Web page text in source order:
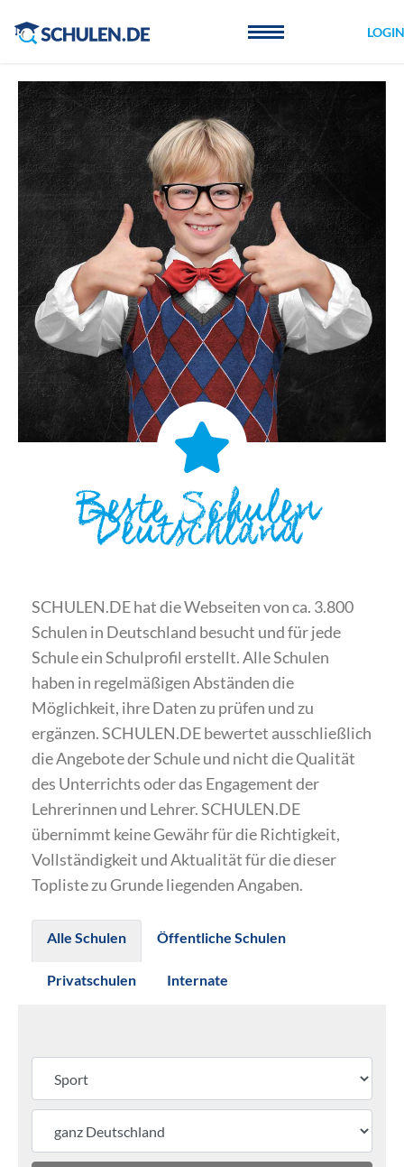
LOGIN
Beste Schulen
Deutschland
SCHULEN.DE hat die Webseiten von ca. 3.800
Schulen in Deutschland besucht und für jede
Schule ein Schulprofil erstellt. Alle Schulen
haben in regelmäßigen Abständen die
Möglichkeit, ihre Daten zu prüfen und zu
ergänzen. SCHULEN.DE bewertet ausschließlich
die Angebote der Schule und nicht die Qualität
des Unterrichts oder das Engagement der
Lehrerinnen und Lehrer. SCHULEN.DE
übernimmt keine Gewähr für die Richtigkeit,
Vollständigkeit und Aktualität für die dieser
Topliste zu Grunde liegenden Angaben.
Alle Schulen Öffentliche Schulen
Privatschulen Internate